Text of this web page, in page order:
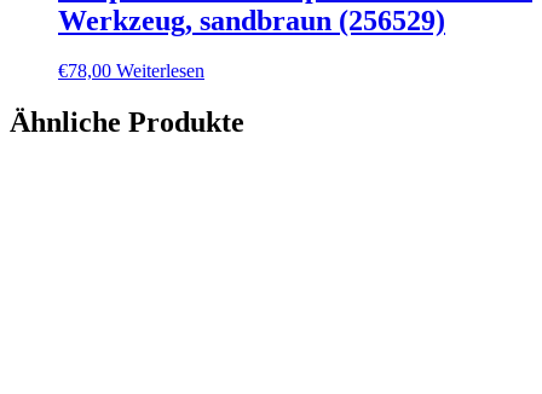
Werkzeug, sandbraun (256529)
€78,00 Weiterlesen
Ähnliche Produkte